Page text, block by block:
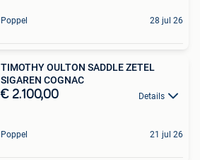
Poppel 28 jul 26
TIMOTHY OULTON SADDLE ZETEL
SIGAREN COGNAC
€ 2.100,00 Details
Poppel 21 jul 26